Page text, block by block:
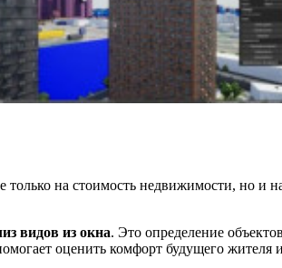
на стоимость недвижимости, но и
видов из окна. Это определение
оценить комфорт будущего жителя